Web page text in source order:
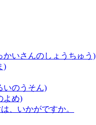
かいさんのしょうちゅう)
)
いのうそん)
よめ)
、いかがですか。